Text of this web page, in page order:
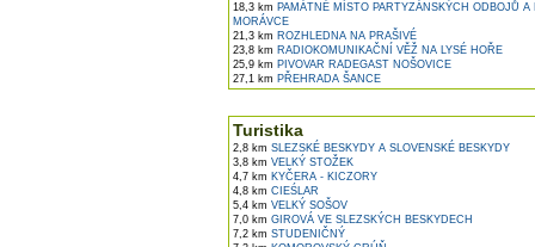
18,3 km PAMÁTNÉ MÍSTO PARTYZÁNSKÝCH ODBOJŮ A
MORÁVCE
21,3 km ROZHLEDNA NA PRAŠIVÉ
23,8 km RADIOKOMUNIKAČNÍ VĚŽ NA LYSÉ HOŘE
25,9 km PIVOVAR RADEGAST NOŠOVICE
27,1 km PŘEHRADA ŠANCE
Turistika
2,8 km SLEZSKÉ BESKYDY A SLOVENSKÉ BESKYDY
3,8 km VELKÝ STOŽEK
4,7 km KYČERA - KICZORY
4,8 km CIEŚLAR
5,4 km VELKÝ SOŠOV
7,0 km GIROVÁ VE SLEZSKÝCH BESKYDECH
7,2 km STUDENIČNÝ